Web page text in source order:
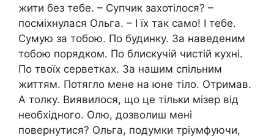
жити без тебе. – Супчик захотілося? –
посміхнулася Ольга. – І їх так само! І тебе.
Сумую за тобою. По будинку. За наведеним
тобою порядком. По блискучій чистій кухні.
По твоїх серветках. За нашим спільним
життям. Потягло мене на юне тіло. Отримав.
А толку. Виявилося, що це тільки мізер від
необхідного. Олю, дозволиш мені
повернутися? Ольга, подумки тріумфуючи,